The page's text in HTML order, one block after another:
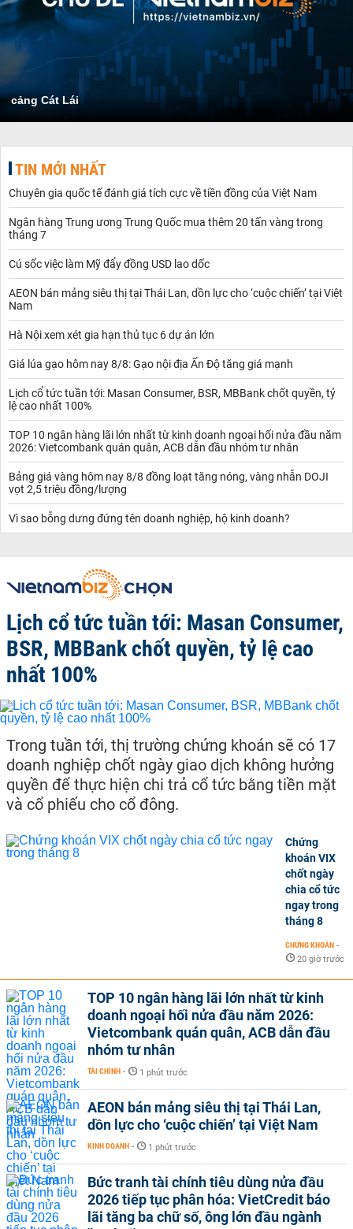
cảng Cát Lái
TIN MỚI NHẤT
Chuyên gia quốc tế đánh giá tích cực về tiền đồng của Việt Nam
Ngân hàng Trung ương Trung Quốc mua thêm 20 tấn vàng trong
tháng 7
Cú sốc việc làm Mỹ đẩy đồng USD lao dốc
AEON bán mảng siêu thị tại Thái Lan, dồn lực cho ‘cuộc chiến’ tại Việt
Nam
Hà Nội xem xét gia hạn thủ tục 6 dự án lớn
Giá lúa gạo hôm nay 8/8: Gạo nội địa Ấn Độ tăng giá mạnh
Lịch cổ tức tuần tới: Masan Consumer, BSR, MBBank chốt quyền, tỷ
lệ cao nhất 100%
TOP 10 ngân hàng lãi lớn nhất từ kinh doanh ngoại hối nửa đầu năm
2026: Vietcombank quán quân, ACB dẫn đầu nhóm tư nhân
Bảng giá vàng hôm nay 8/8 đồng loạt tăng nóng, vàng nhẫn DOJI
vọt 2,5 triệu đồng/lượng
Vì sao bỗng dưng đứng tên doanh nghiệp, hộ kinh doanh?
Lịch cổ tức tuần tới: Masan Consumer,
BSR, MBBank chốt quyền, tỷ lệ cao
nhất 100%
Trong tuần tới, thị trường chứng khoán sẽ có 17
doanh nghiệp chốt ngày giao dịch không hưởng
quyền để thực hiện chi trả cổ tức bằng tiền mặt
và cổ phiếu cho cổ đông.
Chứng
khoán VIX
chốt ngày
chia cổ tức
ngay trong
tháng 8
CHỨNG KHOÁN -
20 giờ trước
TOP 10 ngân hàng lãi lớn nhất từ kinh
doanh ngoại hối nửa đầu năm 2026:
Vietcombank quán quân, ACB dẫn đầu
nhóm tư nhân
TÀI CHÍNH - 1 phút trước
AEON bán mảng siêu thị tại Thái Lan,
dồn lực cho ‘cuộc chiến’ tại Việt Nam
KINH DOANH - 1 phút trước
Bức tranh tài chính tiêu dùng nửa đầu
2026 tiếp tục phân hóa: VietCredit báo
lãi tăng ba chữ số, ông lớn đầu ngành